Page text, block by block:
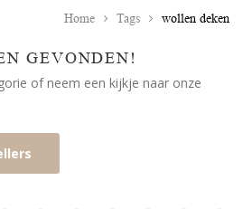
Home Tags wollen deken
GEVONDEN!
of neem een kijkje naar onze